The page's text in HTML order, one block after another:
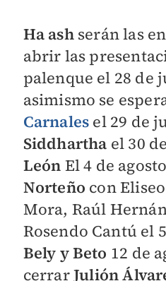
Ha ash serán las
abrir las
palenque el 28 de
asimismo se
Carnales el 29 de
Siddhartha el 30
León El 4 de
Norteño con
Mora, Raúl
Rosendo Cantú el
Bely y Beto 12 de
cerrarJulión